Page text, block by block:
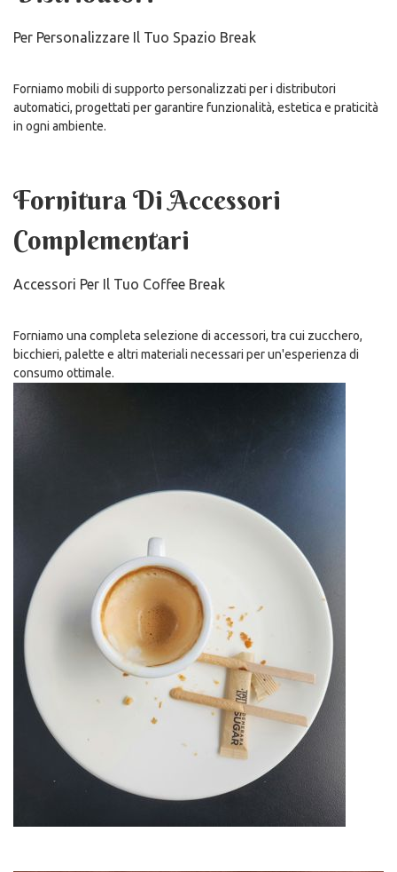
Per Personalizzare Il Tuo Spazio Break
Forniamo mobili di supporto personalizzati per i distributori
automatici, progettati per garantire funzionalità, estetica e praticità
in ogni ambiente.
Fornitura Di Accessori
Complementari
Accessori Per Il Tuo Coffee Break
Forniamo una completa selezione di accessori, tra cui zucchero,
bicchieri, palette e altri materiali necessari per un'esperienza di
consumo ottimale.